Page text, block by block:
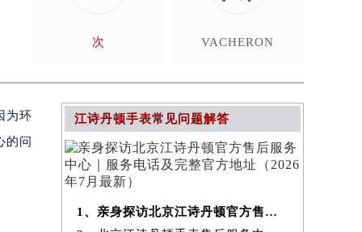
次 VACHERON
为环
的问
江诗丹顿手表常见问题解答
1、亲身探访北京江诗丹顿官方售后服务中心｜服务电话及完整官方地址（20